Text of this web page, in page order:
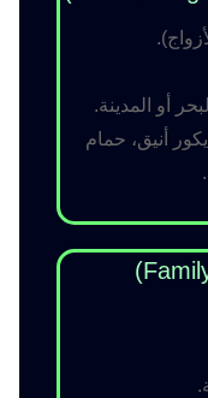
أو المدينة.
أنيق، حمام